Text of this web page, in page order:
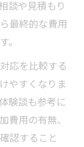
談や見積もり
最終的な費用
。
応を比較する
やすくなりま
験談も参考に
費用の有無、
認すること